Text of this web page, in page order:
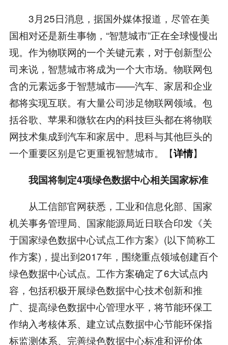
3月25日消息，据国外媒体报道，尽管在美
国相对还是新生事物，“智慧城市”正在全球慢慢出
现。作为物联网的一个关键元素，对于创新型公
司来说，智慧城市将成为一个大市场。物联网包
含的元素远多于智慧城市——汽车、家居和企业
都将实现互联。有大量公司涉足物联网领域。包
括谷歌、苹果和微软在内的科技巨头都在将物联
网技术集成到汽车和家居中。思科与其他巨头的
一个重要区别是它更重视智慧城市。【详情】
我国将制定4项绿色数据中心相关国家标准
从工信部官网获悉，工业和信息化部、国家
机关事务管理局、国家能源局近日联合印发《关
于国家绿色数据中心试点工作方案》(以下简称工
作方案)，提出到2017年，围绕重点领域创建百个
绿色数据中心试点。工作方案确定了6大试点内
容，包括积极开展绿色数据中心技术创新和推
广、提高绿色数据中心管理水平，将节能环保工
作纳入考核体系、建立试点数据中心节能环保指
标监测体系、完善绿色数据中心标准和评价体